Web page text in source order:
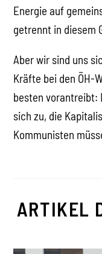
Energie auf
getrennt in diesem
Aber wir sind uns
Kräfte bei den ÖH-
besten vorantreibt:
sich zu, die
Kommunisten
ARTIKEL